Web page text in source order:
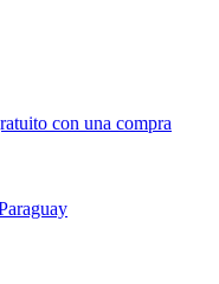
con una compra